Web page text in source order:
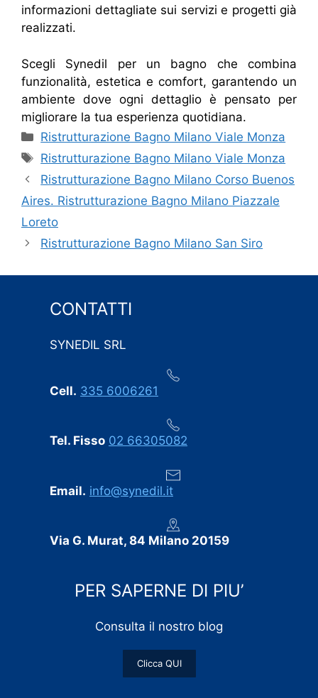
informazioni dettagliate sui servizi e progetti già
realizzati.
Scegli Synedil per un bagno che combina
funzionalità, estetica e comfort, garantendo un
ambiente dove ogni dettaglio è pensato per
migliorare la tua esperienza quotidiana.
Categorie
Ristrutturazione Bagno Milano Viale Monza
Tag
Ristrutturazione Bagno Milano Viale Monza
Ristrutturazione Bagno Milano Corso Buenos
Aires. Ristrutturazione Bagno Milano Piazzale
Loreto
Ristrutturazione Bagno Milano San Siro
CONTATTI
SYNEDIL SRL
Cell. 335 6006261
Tel. Fisso 02 66305082
Email. info@synedil.it
Via G. Murat, 84 Milano 20159
PER SAPERNE DI PIU’
Consulta il nostro blog
Clicca QUI